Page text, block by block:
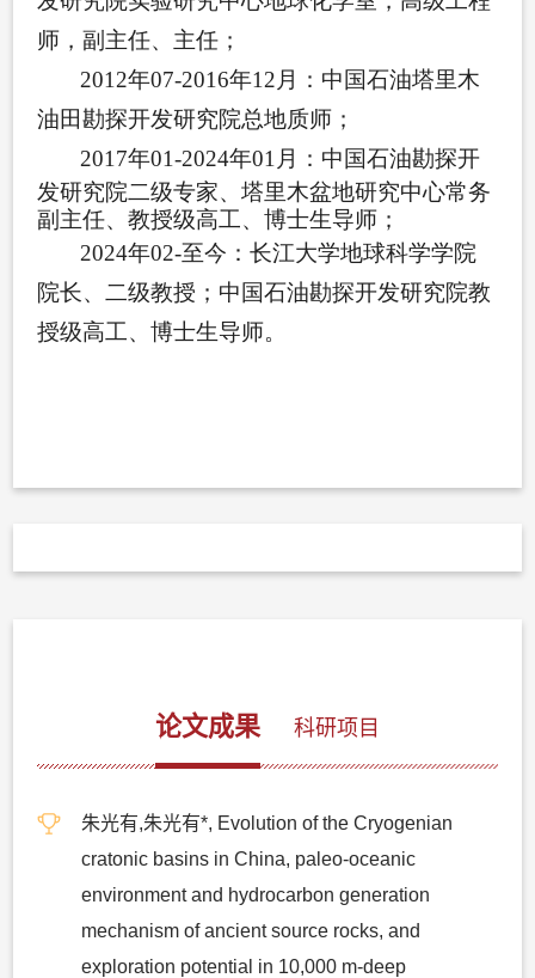
论文成果 科研项目
朱光有,朱光有*, Evolution of the Cryogenian
cratonic basins in China, paleo-oceanic
environment and hydrocarbon generation
mechanism of ancient source rocks, and
exploration potential in 10,000 m-deep